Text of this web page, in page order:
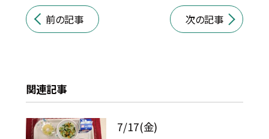
前の記事 次の記事
関連記事
7/17(金)